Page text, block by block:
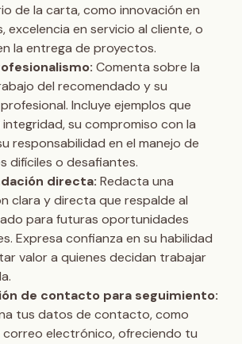
de la carta, como innovación en
excelencia en servicio al cliente, o
la entrega de proyectos.
Comenta sobre la
del recomendado y su
Incluye ejemplos que
su compromiso con la
responsabilidad en el manejo de
difíciles o desafiantes.
directa: Redacta una
clara y directa que respalde al
para futuras oportunidades
Expresa confianza en su habilidad
valor a quienes decidan trabajar
de contacto para seguimiento:
tus datos de contacto, como
electrónico, ofreciendo tu